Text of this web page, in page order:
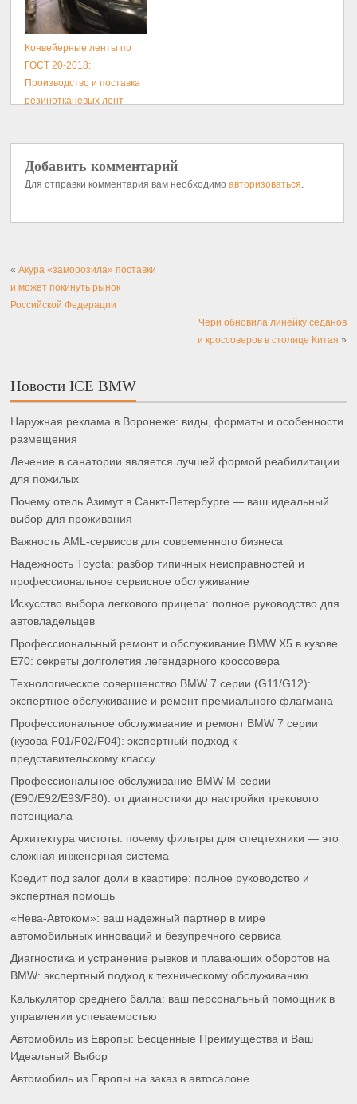
Конвейерные ленты по
ГОСТ 20-2018:
Производство и поставка
резинотканевых лент
Добавить комментарий
Для отправки комментария вам необходимоавторизоваться
«Акура «заморозила» поставки
и может покинуть рынок
Российской Федерации
Чери обновила линейку седанов
и кроссоверов в столице Китая »
Новости ICE BMW
Наружная реклама в Воронеже: виды, форматы и особенности
размещения
Лечение в санатории является лучшей формой реабилитации
для пожилых
Почему отель Азимут в Санкт-Петербурге — ваш идеальный
выбор для проживания
Важность AML-сервисов для современного бизнеса
Надежность Toyota: разбор типичных неисправностей и
профессиональное сервисное обслуживание
Искусство выбора легкового прицепа: полное руководство для
автовладельцев
Профессиональный ремонт и обслуживание BMW X5 в кузове
E70: секреты долголетия легендарного кроссовера
Технологическое совершенство BMW 7 серии (G11/G12):
экспертное обслуживание и ремонт премиального флагмана
Профессиональное обслуживание и ремонт BMW 7 серии
(кузова F01/F02/F04): экспертный подход к
представительскому классу
Профессиональное обслуживание BMW M-серии
(E90/E92/E93/F80): от диагностики до настройки трекового
потенциала
Архитектура чистоты: почему фильтры для спецтехники — это
сложная инженерная система
Кредит под залог доли в квартире: полное руководство и
экспертная помощь
«Нева-Автоком»: ваш надежный партнер в мире
автомобильных инноваций и безупречного сервиса
Диагностика и устранение рывков и плавающих оборотов на
BMW: экспертный подход к техническому обслуживанию
Калькулятор среднего балла: ваш персональный помощник в
управлении успеваемостью
Автомобиль из Европы: Бесценные Преимущества и Ваш
Идеальный Выбор
Автомобиль из Европы на заказ в автосалоне